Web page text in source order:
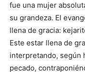
fue una mujer
su grandeza. El
llena de gracia:
Este estar llena de
interpretando, según
pecado,